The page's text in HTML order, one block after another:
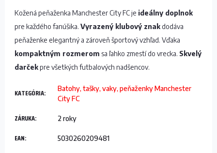
Kožená peňaženka Manchester City FC je ideálny doplnok
pre každého fanúšika. Vyrazený klubový znakdodáva
peňaženke elegantný a zároveň športový vzhľad. Vďaka
kompaktným rozmerom sa ľahko zmestí do vrecka. Skvelý
darčekpre všetkých futbalových nadšencov.
KATEGÓRIA:
Batohy, tašky, vaky, peňaženky Manchester
City FC
ZÁRUKA: 2 roky
EAN: 5030260209481